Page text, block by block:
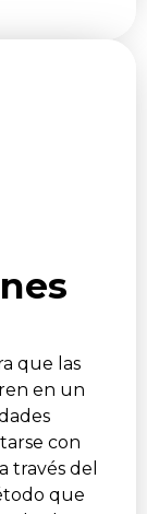
que las
en un
con
través del
que